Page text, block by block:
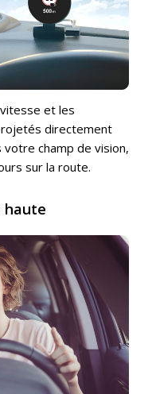
et les
directement
champ de vision,
sur la route.
haute